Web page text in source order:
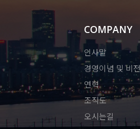
COMPANY
인사말
경영이념 및 비전
연혁
조직도
오시는길